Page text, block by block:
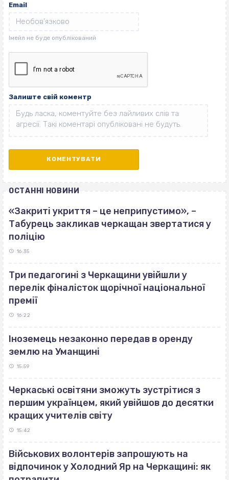
Email
Залиште свій коментр
ОСТАННІ НОВИНИ
«Закриті укриття – це неприпустимо», –
Табурець закликав черкащан звертатися у
поліцію
16:35
Три педагогині з Черкащини увійшли у
перелік фіналісток щорічної національної
премії
16:22
Іноземець незаконно передав в оренду
землю на Уманщині
15:59
Черкаські освітяни зможуть зустрітися з
першим українцем, який увійшов до десятки
кращих учителів світу
15:42
Військових волонтерів запрошують на
відпочинок у Холодний Яр на Черкащині: як